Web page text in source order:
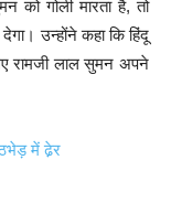
को गोली मारता है, तो
उन्होंने कहा कि हिंदू
रामजी लाल सुमन अपने
में ढे़र